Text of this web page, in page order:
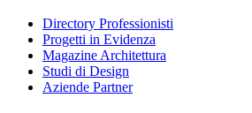
Directory Professionisti
Progetti in Evidenza
Magazine Architettura
Studi di Design
Aziende Partner